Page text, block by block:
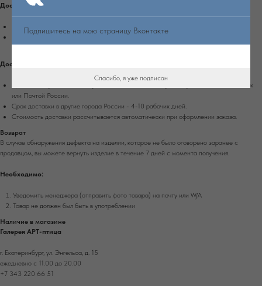
Доставка по Екатеринбургу
Доставка осуществляется при 100% оплате заказа на сайте.
Стоимость доставки рассчитывается автоматически при оформлении заказа.
Доставка по России
Доставка осуществляется при 100% оплате заказа транспортной компанией Сдек
или Почтой России.
Срок доставки в другие города России - 4-10 рабочих дней.
Стоимость доставки рассчитывается автоматически при оформлении заказа.
Возврат
В случае обнаружения дефекта на изделии, которое не было оговорено заранее с
продавцом, вы можете вернуть изделие в течение 7 дней с момента получения.
Необходимо:
Уведомить менеджера (отправить фото товара) на почту или W/А
Товар не должен был быть в употреблении
Наличие в магазине
Галерея АРТ-птица
г. Екатеринбург, ул. Энгельса, д. 15
ежедневно с 11.00 до 20.00
+7 343 220 66 51
Подпишитесь на мою страницу Вконтакте
Спасибо, я уже подписан